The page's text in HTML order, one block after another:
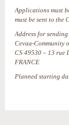
Applications must
must be sent to the
Address for
Cevaa-Community
CS 49530 – 13 rue
FRANCE
Planned starting